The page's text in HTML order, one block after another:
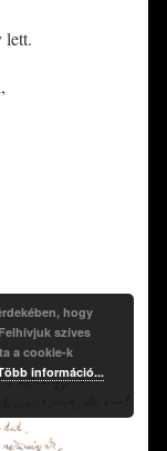
lett.
hogy
szíves
a cookie-k
információ...